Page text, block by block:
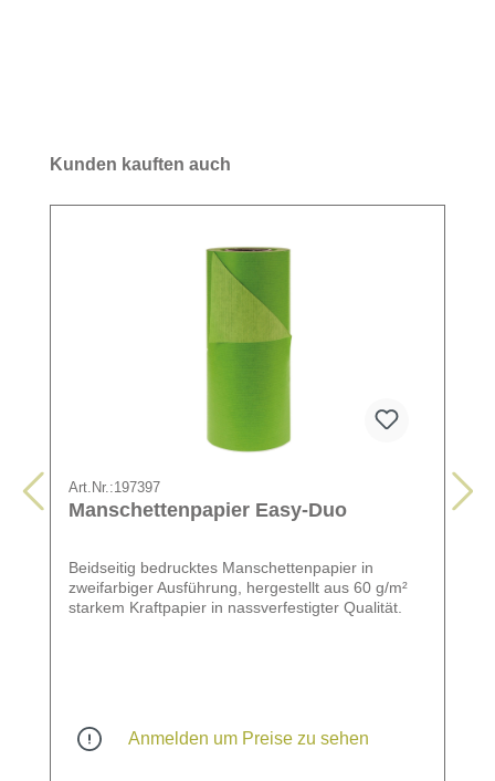
Kunden kauften auch
Art.Nr.:197397
Manschettenpapier Easy-Duo
Beidseitig bedrucktes Manschettenpapier in
zweifarbiger Ausführung, hergestellt aus 60 g/m²
starkem Kraftpapier in nassverfestigter Qualität.
Anmelden um Preise zu sehen